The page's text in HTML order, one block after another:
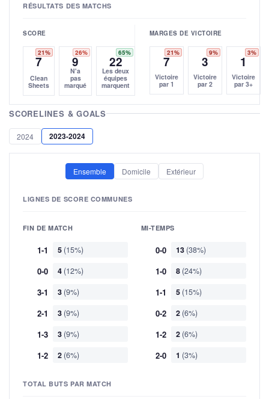
RÉSULTATS DES MATCHS
SCORE
21%
7
Clean
Sheets
26%
9
N'a
pas
marqué
65%
22
Les deux
équipes
marquent
MARGES DE VICTOIRE
21%
7
Victoire
par 1
9%
3
Victoire
par 2
3%
1
Victoire
par 3+
SCORELINES & GOALS
2024 2023-2024
Ensemble Domicile Extérieur
LIGNES DE SCORE COMMUNES
FIN DE MATCH
1-1 5 (15%)
0-0 4 (12%)
3-1 3 (9%)
2-1 3 (9%)
1-3 3 (9%)
1-2 2 (6%)
MI-TEMPS
0-0 13 (38%)
1-0 8 (24%)
1-1 5 (15%)
0-2 2 (6%)
1-2 2 (6%)
2-0 1 (3%)
TOTAL BUTS PAR MATCH